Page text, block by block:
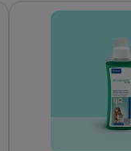
Szczegóły